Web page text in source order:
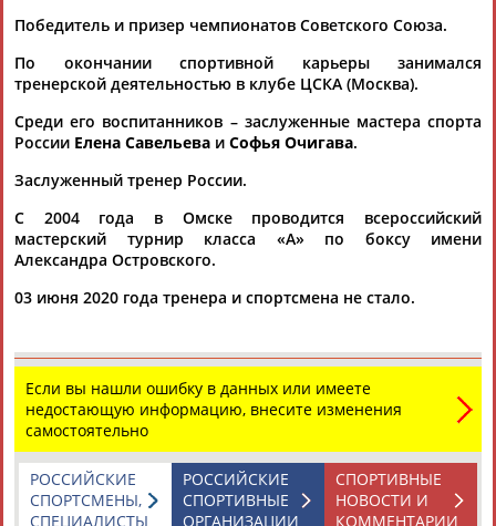
АБДРАХМАНОВАБДРАХМАНОВААБДУВАЛИЕВ
АБДУЛАЕВ
Рамазан
АБДУЛАЕВ
Тагир
АБДУЛАЕВ
Камиль
АБДУЛАЗИЗОВ
Загалав
АБДУЛБЕКОВ
Победитель и призер чемпионатов Советского Союза.
По окончании спортивной карьеры занимался
тренерской деятельностью в клубе ЦСКА (Москва).
Среди его воспитанников – заслуженные мастера спорта
России Елена Савельева и Софья Очигава.
Заслуженный тренер России.
С 2004 года в Омске проводится всероссийский
мастерский турнир класса «А» по боксу имени
Александра Островского.
03 июня 2020 года тренера и спортсмена не стало.
Если вы нашли ошибку в данных или имеете
недостающую информацию, внесите изменения
самостоятельно
СПОРТИВНЫЕ
НОВОСТИ И
КОММЕНТАРИИ
РОССИЙСКИЕ
СПОРТИВНЫЕ
ОРГАНИЗАЦИИ
РОССИЙСКИЕ
СПОРТСМЕНЫ,
СПЕЦИАЛИСТЫ